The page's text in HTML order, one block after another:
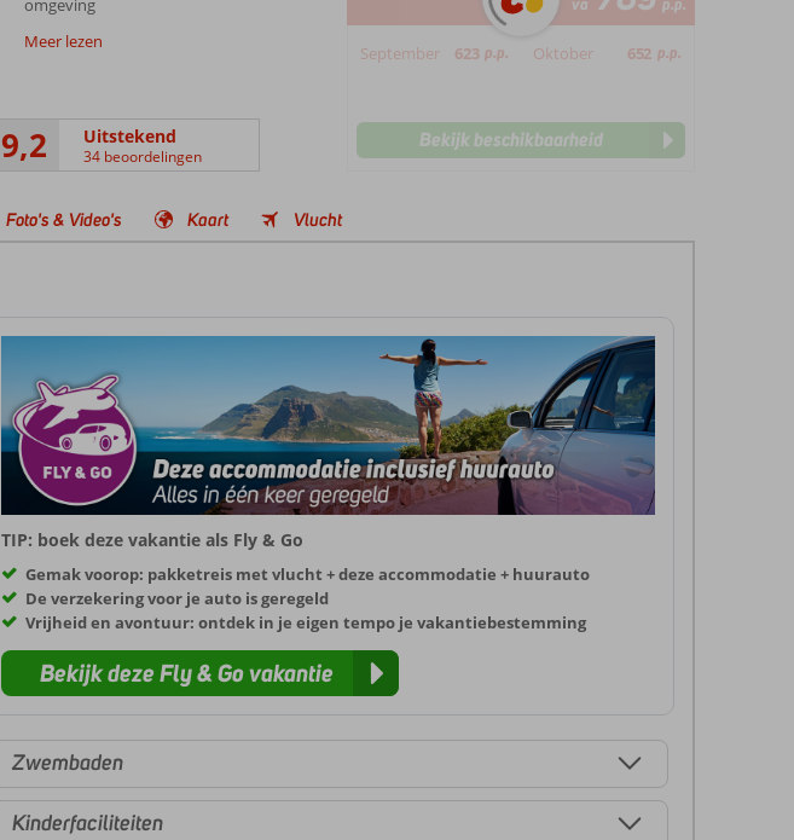
omgeving
Meer lezen
9,2 Uitstekend
34 beoordelingen
va p.p.
September 623 p.p. Oktober 652 p.p.
Bekijk beschikbaarheid
Foto's & Video's Kaart Vlucht
TIP: boek deze vakantie als Fly & Go
Gemak voorop: pakketreis met vlucht + deze accommodatie + huurauto
De verzekering voor je auto is geregeld
Vrijheid en avontuur: ontdek in je eigen tempo je vakantiebestemming
Bekijk deze Fly & Go vakantie
Zwembaden
Kinderfaciliteiten